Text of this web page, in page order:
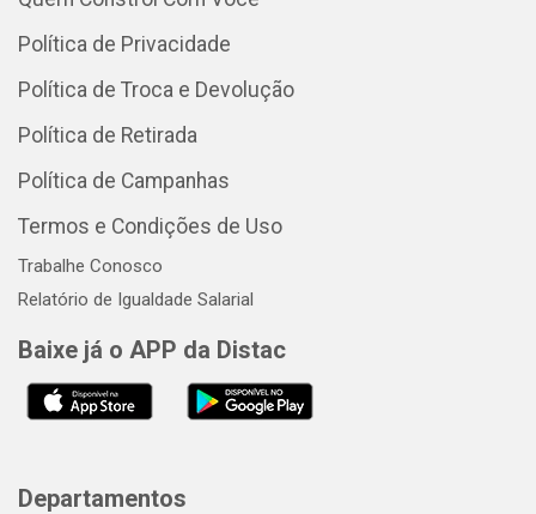
Política de Privacidade
Política de Troca e Devolução
Política de Retirada
Política de Campanhas
Termos e Condições de Uso
Trabalhe Conosco
Relatório de Igualdade Salarial
Baixe já o APP da Distac
Departamentos